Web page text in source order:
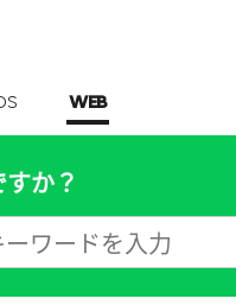
WEB
か？